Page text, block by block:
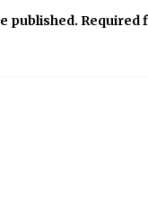
published. Required